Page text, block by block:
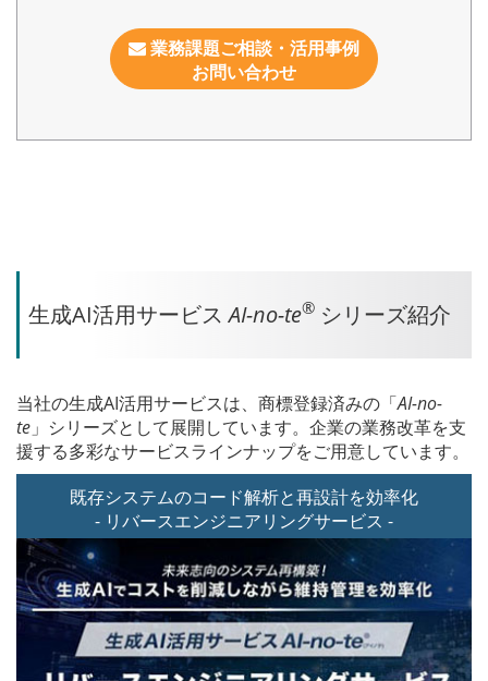
業務課題ご相談・活用事例
お問い合わせ
生成AI活用サービスAI-no-te® シリーズ紹介
当社の生成AI活用サービスは、商標登録済みの「AI-no-
te 」シリーズとして展開しています。企業の業務改革を支
援する多彩なサービスラインナップをご用意しています。
既存システムのコード解析と再設計を効率化
- リバースエンジニアリングサービス -